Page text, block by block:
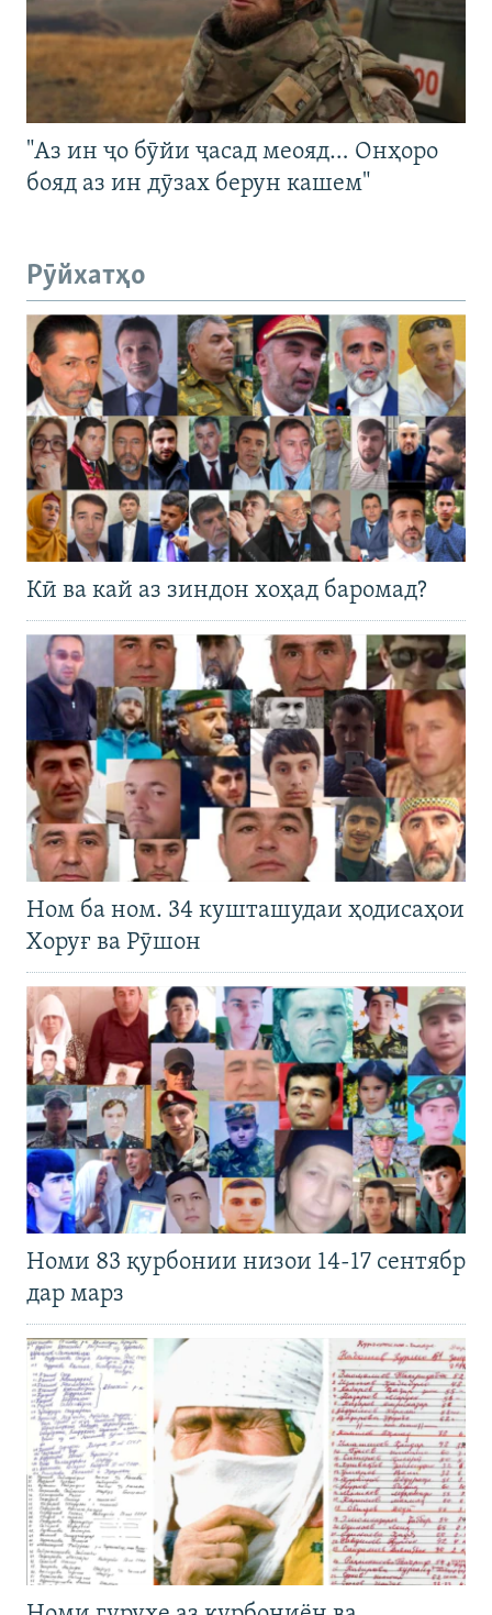
"Аз ин ҷо бӯйи ҷасад меояд… Онҳоро
бояд аз ин дӯзах берун кашем"
Рӯйхатҳо
Кӣ ва кай аз зиндон хоҳад баромад?
Ном ба ном. 34 кушташудаи ҳодисаҳои
Хоруғ ва Рӯшон
Номи 83 қурбонии низои 14-17 сентябр
дар марз